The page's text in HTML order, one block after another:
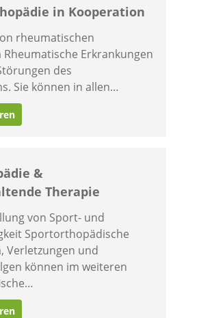
in Kooperation
rheumatischen
Rheumatische Erkrankungen
des
Sie können in allen…
&
Therapie
von Sport- und
Sportorthopädische
Verletzungen und
können im weiteren